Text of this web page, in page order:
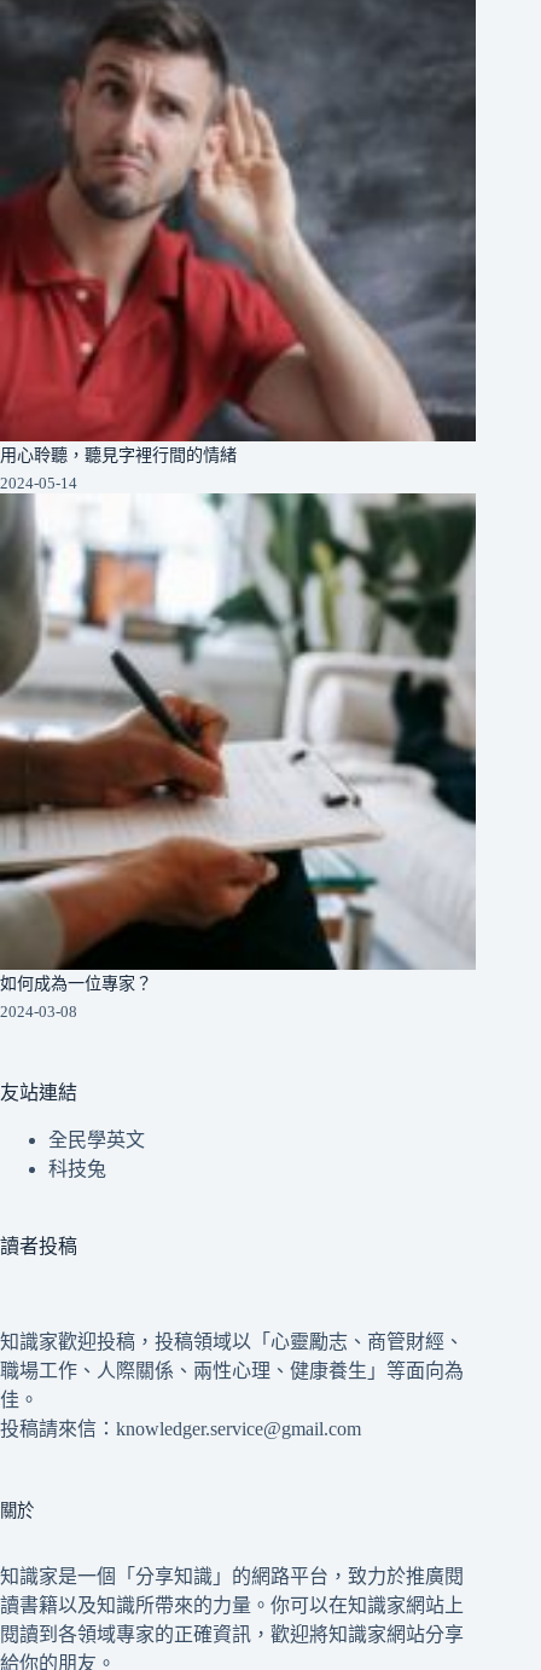
用心聆聽，聽見字裡行間的情緒
2024-05-14
如何成為一位專家？
2024-03-08
友站連結
全民學英文
科技兔
讀者投稿
知識家歡迎投稿，投稿領域以「心靈勵志、商管財經、
職場工作、人際關係、兩性心理、健康養生」等面向為
佳。
投稿請來信：knowledger.service@gmail.com
關於
知識家是一個「分享知識」的網路平台，致力於推廣閱
讀書籍以及知識所帶來的力量。你可以在知識家網站上
閱讀到各領域專家的正確資訊，歡迎將知識家網站分享
給你的朋友。